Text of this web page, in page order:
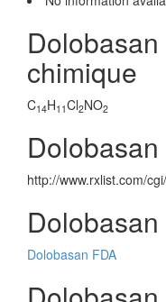
chimique
C14H11Cl2NO2
http://www.rxlist.com/
Dolobasan FDA